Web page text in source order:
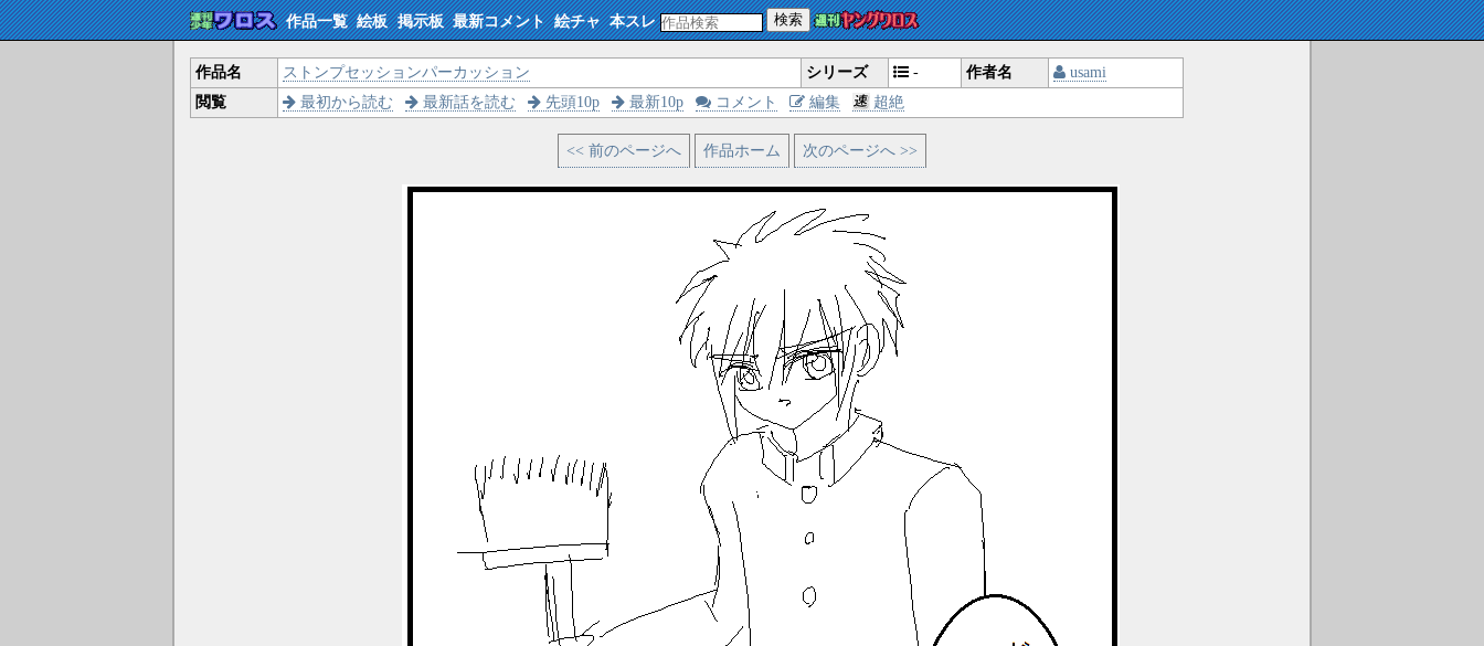
作品一覧 絵板 掲示板 最新コメント 絵チャ 本スレ 検索
作品名 ストンプセッションパーカッション シリーズ - 作者名
usami
閲覧
最初から読む 最新話を読む 先頭10p 最新10p コメント 編集 超絶
<< 前のページへ 作品ホーム 次のページへ >>